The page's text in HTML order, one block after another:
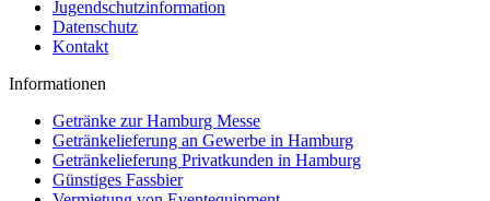
Jugendschutzinformation
Datenschutz
Kontakt
Informationen
Getränke zur Hamburg Messe
Getränkelieferung an Gewerbe in Hamburg
Getränkelieferung Privatkunden in Hamburg
Günstiges Fassbier